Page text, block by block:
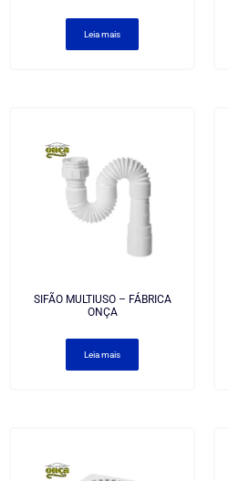
Leia mais
SIFÃO MULTIUSO – FÁBRICA
ONÇA
Leia mais